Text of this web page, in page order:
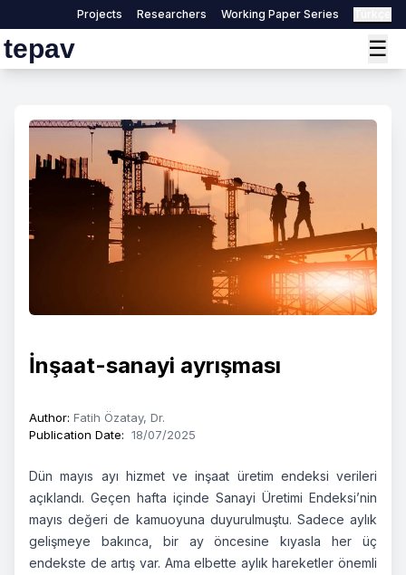
Projects Researchers Working Paper Series
tepav ☰
İnşaat-sanayi ayrışması
Author: Fatih Özatay, Dr.
Publication Date: 18/07/2025
Dün mayıs ayı hizmet ve inşaat üretim endeksi verileri
açıklandı. Geçen hafta içinde Sanayi Üretimi Endeksi’nin
mayıs değeri de kamuoyuna duyurulmuştu. Sadece aylık
gelişmeye bakınca, bir ay öncesine kıyasla her üç
endekste de artış var. Ama elbette aylık hareketler önemli